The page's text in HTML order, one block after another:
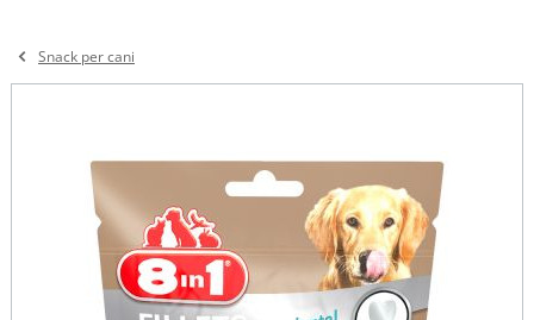
Snack per cani